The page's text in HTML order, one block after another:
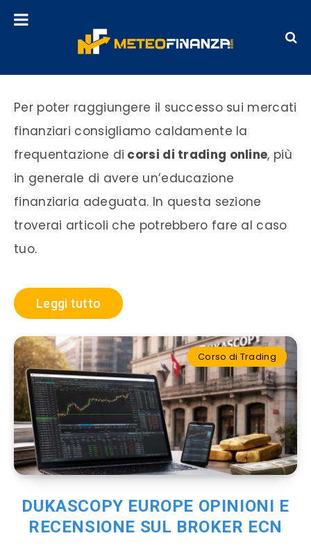
Corso di Trading
Per poter raggiungere il successo sui mercati
finanziari consigliamo caldamente la
frequentazione di corsi di trading online, più
in generale di avere un’educazione
finanziaria adeguata. In questa sezione
troverai articoli che potrebbero fare al caso
tuo.
Leggi tutto
Corso di Trading
DUKASCOPY EUROPE OPINIONI E
RECENSIONE SUL BROKER ECN